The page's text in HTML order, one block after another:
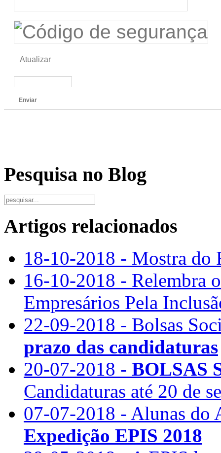
Atualizar
Enviar
Pesquisa no Blog
Artigos relacionados
18-10-2018 - Mostra
16-10-2018 - Relembra
Empresários Pela
22-09-2018 - Bolsas
prazo das candidaturas
20-07-2018 - BOLSAS
Candidaturas até 20 de
07-07-2018 - Alunas do
Expedição EPIS 2018